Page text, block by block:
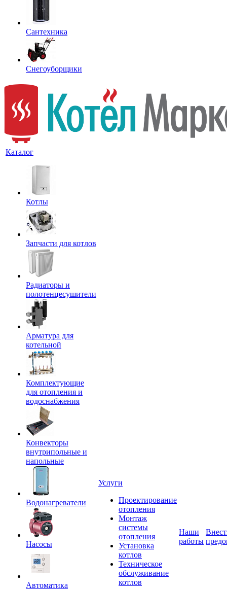
Сантехника
Снегоуборщики
Каталог
Котлы
Запчасти для котлов
Радиаторы и
полотенцесушители
Арматура для
котельной
Комплектующие
для отопления и
водоснабжения
Конвекторы
внутрипольные и
напольные
Водонагреватели
Насосы
Автоматика
Услуги
Проектирование
отопления
Монтаж
системы
отопления
Установка
котлов
Техническое
обслуживание
котлов
Наши
работы